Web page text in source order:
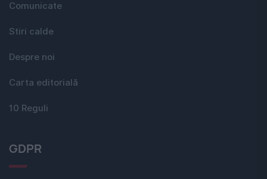
Comunicate
Stiri calde
Despre noi
Carta editorială
10 Reguli
GDPR